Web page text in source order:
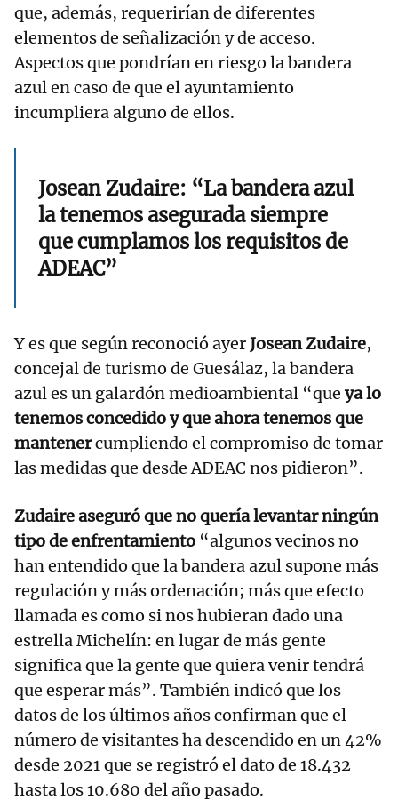
que, además, requerirían de diferentes
elementos de señalización y de acceso.
Aspectos que pondrían en riesgo la bandera
azul en caso de que el ayuntamiento
incumpliera alguno de ellos.
Josean Zudaire: “La bandera azul
la tenemos asegurada siempre
que cumplamos los requisitos de
ADEAC”
Y es que según reconoció ayerJosean Zudaire,
concejal de turismo de Guesálaz, la bandera
azul es un galardón medioambiental “que ya lo
tenemos concedido y que ahora tenemos que
mantenercumpliendo el compromiso de tomar
las medidas que desde ADEAC nos pidieron”.
Zudaire aseguró que no quería levantar ningún
tipo de enfrentamiento “algunos vecinos no
han entendido que la bandera azul supone más
regulación y más ordenación; más que efecto
llamada es como si nos hubieran dado una
estrella Michelín: en lugar de más gente
significa que la gente que quiera venir tendrá
que esperar más”. También indicó que los
datos de los últimos años confirman que el
número de visitantes ha descendido en un 42%
desde 2021 que se registró el dato de 18.432
hasta los 10.680 del año pasado.